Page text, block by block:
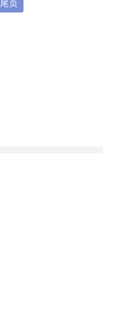
尾页